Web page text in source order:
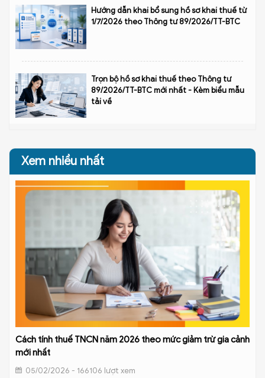
Hướng dẫn khai bổ sung hồ sơ khai thuế từ
1/7/2026 theo Thông tư 89/2026/TT-BTC
Trọn bộ hồ sơ khai thuế theo Thông tư
89/2026/TT-BTC mới nhất - Kèm biểu mẫu
tải về
Xem nhiều nhất
Cách tính thuế TNCN năm 2026 theo mức giảm trừ gia cảnh
mới nhất
05/02/2026 - 166106 lượt xem